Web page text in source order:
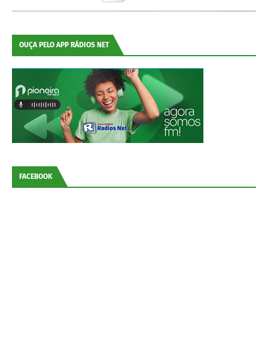
OUÇA PELO APP RÁDIOS NET
FACEBOOK